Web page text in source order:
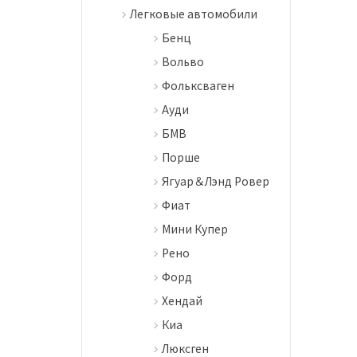
Легковые автомобили
Бенц
Вольво
Фольксваген
Ауди
БМВ
Порше
Ягуар＆Лэнд Ровер
Фиат
Мини Купер
Рено
Форд
Хендай
Киа
Люксген